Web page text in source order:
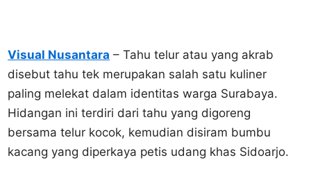
Visual Nusantara – Tahu telur atau yang akrab
disebut tahu tek merupakan salah satu kuliner
paling melekat dalam identitas warga Surabaya.
Hidangan ini terdiri dari tahu yang digoreng
bersama telur kocok, kemudian disiram bumbu
kacang yang diperkaya petis udang khas Sidoarjo.